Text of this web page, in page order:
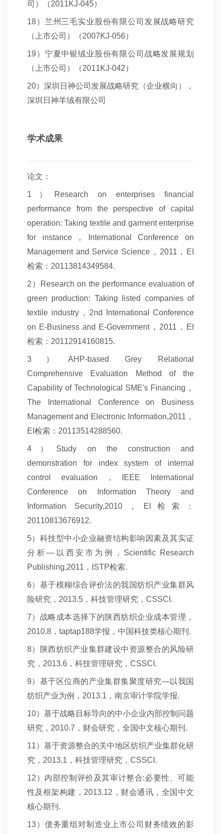
司）（2011KJ-045）
18）兰州三毛实业股份有限公司发展战略研究
（上市公司）（2007KJ-056）
19 ）宁夏中银绒业股份有限公司战略发展规划
（上市公司）（2011KJ-042）
20）深圳日神公司发展战略研究（企业横向），
深圳日神羊绒有限公司
学术成果
论文：
1 ）Research on enterprises financial
performance from the perspective of capital
operation: Taking textile and garment enterprise
for instance，International Conference on
Management and Service Science，2011，EI
检索：20113814349584.
2 ）Research on the performance evaluation of
green production: Taking listed companies of
textile industry，2nd International Conference
on E-Business and E-Government，2011，EI
检索：20112914160815.
3 ）AHP-based Grey Relational
Comprehensive Evaluation Method of the
Capability of Technological SME's Financing，
The International Conference on Business
Management and Electronic Information,2011，
EI检索：20113514288560.
4 ）Study on the construction and
demonstration for index system of internal
control evaluation，IEEE International
Conference on Information Theory and
Information Security,2010，EI检索：
20110813676912.
5）科技型中小企业融资结构影响因素及其实证
分析—以西安市为例，Scientific Research
Publishing,2011，ISTP检索.
6）基于模糊综合评价法的我国纺织产业集群风
险研究，2013.5，科技管理研究，CSSCI.
7）战略成本选择下的陕西纺织企业成本管理，
2010.8，taptap188学报，中国科技类核心期刊.
8）陕西纺织产业集群建设中资源整合的风险研
究，2013.6，科技管理研究，CSSCI.
9）基于区位商的产业集群集聚度研究—以我国
纺织产业为例，2013.1，南京审计学院学报.
10）基于战略目标导向的中小企业内部控制问题
研究，2010.7，财会研究，全国中文核心期刊.
11）基于资源整合的关中地区纺织产业集群化研
究，2013.1，科技管理研究，CSSCI.
12 ）内部控制评价及其审计整合:必要性、可能
性及框架构建，2013.12，财会通讯，全国中文
核心期刊.
13）债务重组对制造业上市公司财务绩效的影